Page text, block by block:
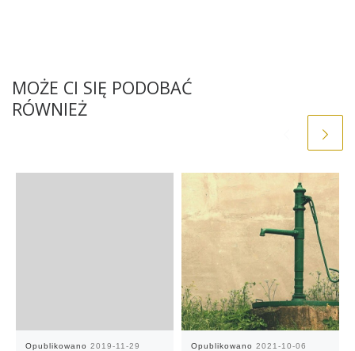
MOŻE CI SIĘ PODOBAĆ
RÓWNIEŻ
Opublikowano 2019-11-29 Opublikowano 2021-10-06